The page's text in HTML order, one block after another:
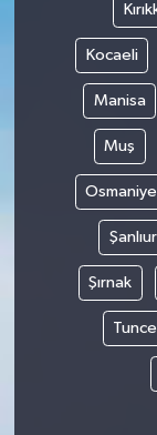
Kocaeli
Manisa
Muş
Osmaniye
Şırnak